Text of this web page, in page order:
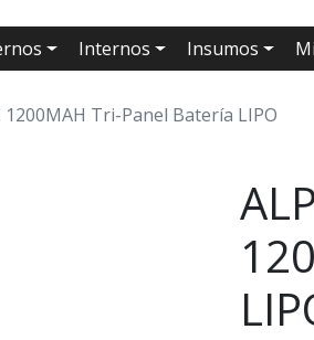
Internos Insumos
1200MAH Tri-Panel Batería LIPO